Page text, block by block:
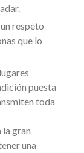
respeto
que lo
puesta
toda
gran
una